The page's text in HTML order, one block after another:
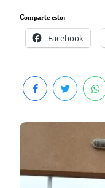
Comparte esto:
Facebook